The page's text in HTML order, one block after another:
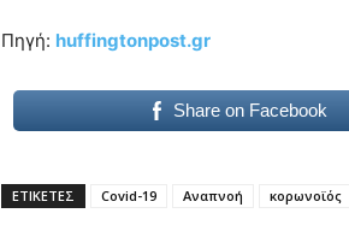
Πηγή: huffingtonpost.gr
Share on Facebook
ΕΤΙΚΕΤΕΣ Covid-19 Αναπνοή κορωνοϊός